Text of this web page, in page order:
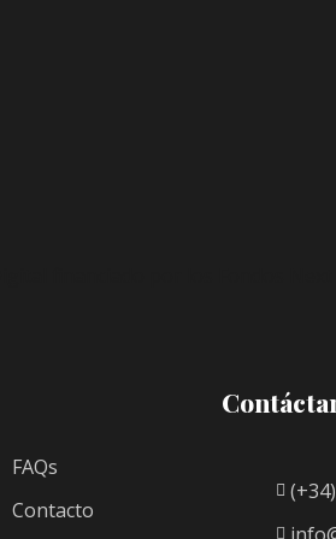
FAQs
Contacto